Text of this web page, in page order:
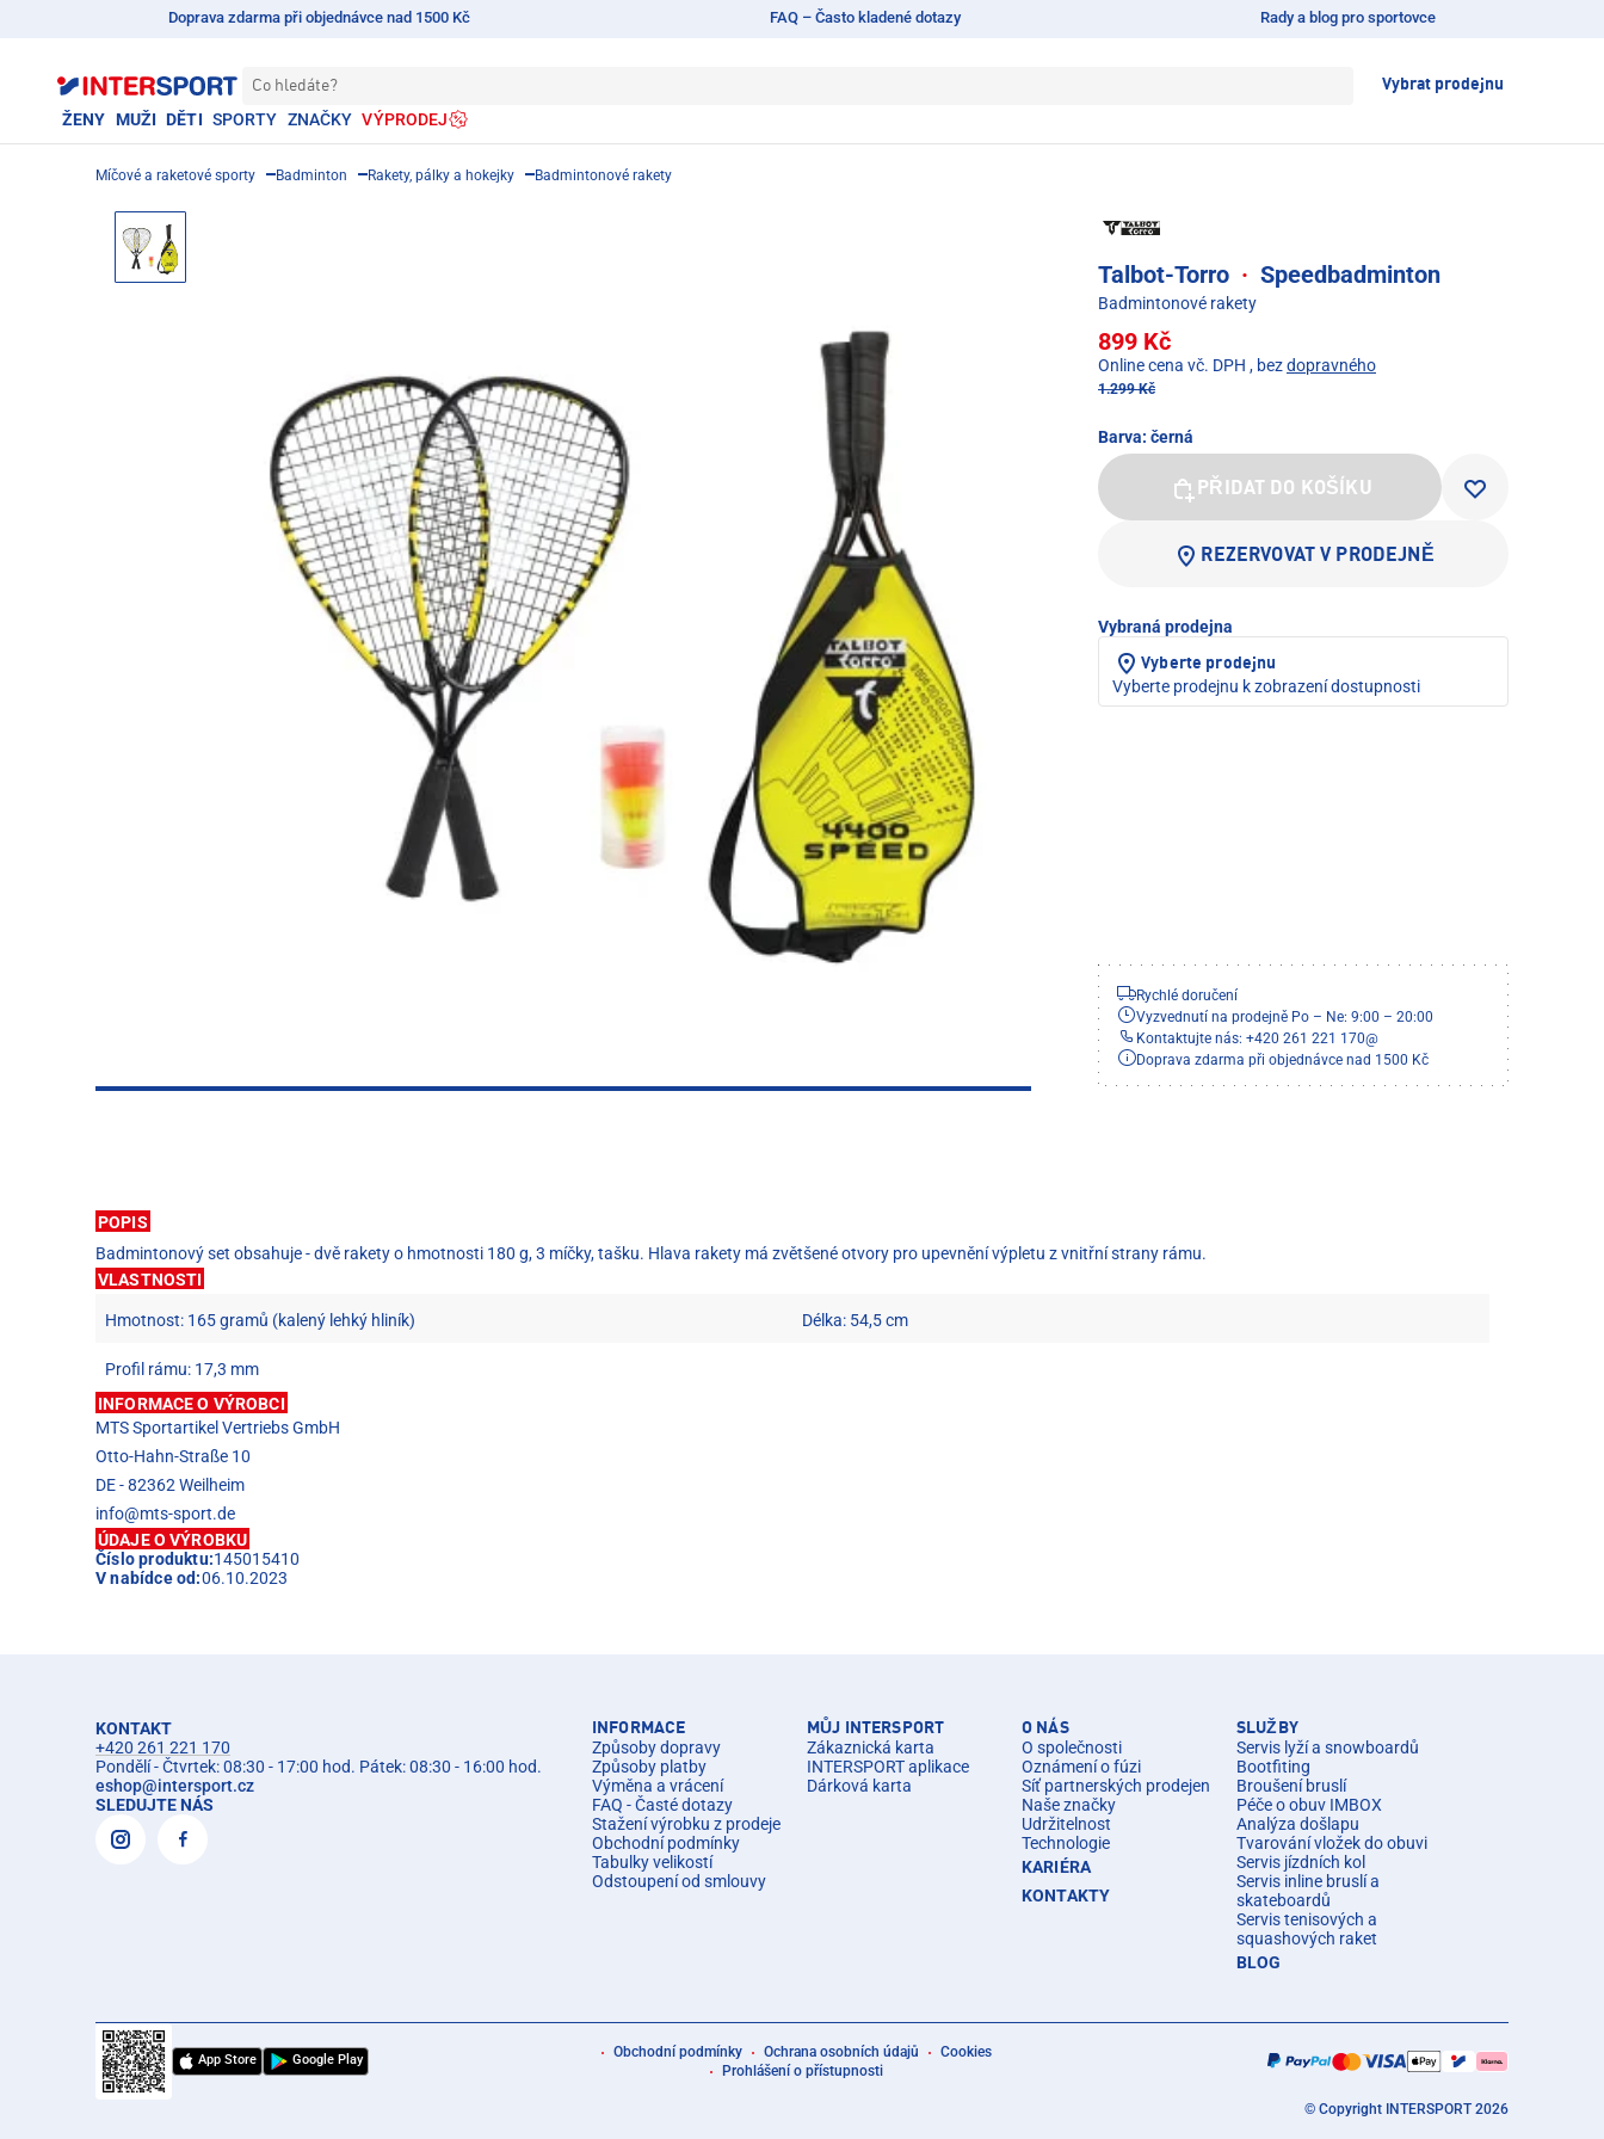
Doprava zdarma při objednávce nad 1500 Kč FAQ – Často kladené dotazy Rady a blog pro sportovce
Co hledáte? Vybrat prodejnu
ŽENY MUŽI DĚTI SPORTY ZNAČKY VÝPRODEJ
Míčové a raketové sporty Badminton Rakety, pálky a hokejky Badmintonové rakety
Talbot-Torro · Speedbadminton
Badmintonové rakety
899 Kč
Online cena vč. DPH , bezdopravného
1.299 Kč
Barva: černá
PŘIDAT DO KOŠÍKU
REZERVOVAT V PRODEJNĚ
Vybraná prodejna
Vyberte prodejnu
Vyberte prodejnu k zobrazení dostupnosti
Rychlé doručení
Vyzvednutí na prodejně Po – Ne: 9:00 – 20:00
Kontaktujte nás: +420 261 221 170@
Doprava zdarma při objednávce nad 1500 Kč
POPIS
Badmintonový set obsahuje - dvě rakety o hmotnosti 180 g, 3 míčky, tašku. Hlava rakety má zvětšené otvory pro upevnění výpletu z vnitřní strany rámu.
VLASTNOSTI
Hmotnost: 165 gramů (kalený lehký hliník) Délka: 54,5 cm
Profil rámu: 17,3 mm
INFORMACE O VÝROBCI
MTS Sportartikel Vertriebs GmbH
Otto-Hahn-Straße 10
DE - 82362 Weilheim
info@mts-sport.de
ÚDAJE O VÝROBKU
Číslo produktu:145015410
V nabídce od:06.10.2023
KONTAKT
+420 261 221 170
Pondělí - Čtvrtek: 08:30 - 17:00 hod. Pátek: 08:30 - 16:00 hod.
eshop@intersport.cz
SLEDUJTE NÁS
INFORMACE
Způsoby dopravy
Způsoby platby
Výměna a vrácení
FAQ - Časté dotazy
Stažení výrobku z prodeje
Obchodní podmínky
Tabulky velikostí
Odstoupení od smlouvy
MŮJ INTERSPORT
Zákaznická karta
INTERSPORT aplikace
Dárková karta
O NÁS
O společnosti
Oznámení o fúzi
Síť partnerských prodejen
Naše značky
Udržitelnost
Technologie
KARIÉRA
KONTAKTY
SLUŽBY
Servis lyží a snowboardů
Bootfiting
Broušení bruslí
Péče o obuv IMBOX
Analýza došlapu
Tvarování vložek do obuvi
Servis jízdních kol
Servis inline bruslí a
skateboardů
Servis tenisových a
squashových raket
BLOG
App Store Google Play Obchodní podmínky Ochrana osobních údajů
Cookies
Prohlášení o přístupnosti
© Copyright INTERSPORT 2026